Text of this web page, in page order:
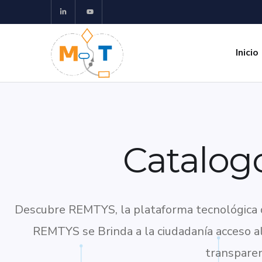
Inicio
Descubre REMTYS, la plataforma
REMTYS se Brinda a la ciudadanía